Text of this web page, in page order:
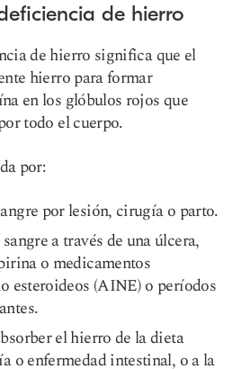
de hierro
de hierro significa que el
hierro para formar
en los glóbulos rojos que
todo el cuerpo.
por:
por lesión, cirugía o parto.
a través de una úlcera,
o medicamentos
esteroideos (AINE) o períodos
el hierro de la dieta
o enfermedad intestinal, o a la